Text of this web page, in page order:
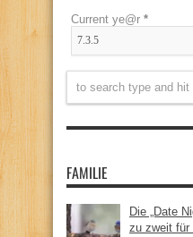
Current ye@r *
FAMILIE
Die „Date
zu zweit